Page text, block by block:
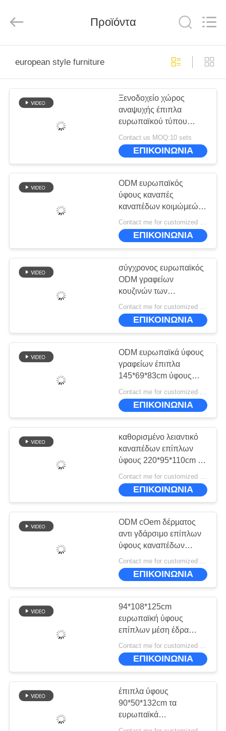
ΠΡΟΪΌΝΤΑ
VR
ΣΧΕΤΙΚΆ
ΕΠΙΣΚΕΨΉ
ΕΡΓΟΣΤΑΣΊΟΥ
ΖΗΤΉΣΤΕ
SITEMAP
ΠΟΛΙΤΙΚΉ
ΜΥΣΤΙΚΌΤΗΤΑΣ
Rights
Προϊόντα
european style furniture
Ξενοδοχείο χώρος
αναψυχής έπιπλα
ευρωπαϊκού τύπου
πολυθρόνα με μικρό
στρογγυλό τραπέζι
Contact us MOQ:10 sets
ΕΠΙΚΟΙΝΩΝΙΑ
ODM ευρωπαϊκός
ύφους καναπές
καναπέδων κοιμώμεών
ύφους επίπλων άχρονος
ευρωπαϊκός
Contact me for customized MOQ:10
ΕΠΙΚΟΙΝΩΝΙΑ
σύγχρονος ευρωπαϊκός
ODM γραφείων
κουζινών των
ευρωπαϊκών επίπλων
ύφους 70*51*206cm
Contact me for customized MOQ:10
ΕΠΙΚΟΙΝΩΝΙΑ
ODM ευρωπαϊκά ύφους
γραφείων έπιπλα
145*69*83cm ύφους
γραφείων ευρωπαϊκά
ΕΠΙΚΟΙΝΩΝΙΑ
καθορισμένο λειαντικό
καναπέδων επίπλων
ύφους 220*95*110cm το
ευρωπαϊκό αντιστέκεται
Contact me for customized MOQ:10
ΕΠΙΚΟΙΝΩΝΙΑ
ODM cOem δέρματος
αντι γδάρσιμο επίπλων
ύφους καναπέδων
ευρωπαϊκό
Contact me for customized MOQ:10
ΕΠΙΚΟΙΝΩΝΙΑ
94*108*125cm
ευρωπαϊκή ύφους
επίπλων μέση έδρα
καναπέδων αιώνα
σύγχρονη Odorless
Contact me for customized MOQ:10
ΕΠΙΚΟΙΝΩΝΙΑ
έπιπλα ύφους
90*50*132cm τα
ευρωπαϊκά
επεξεργάστηκαν το